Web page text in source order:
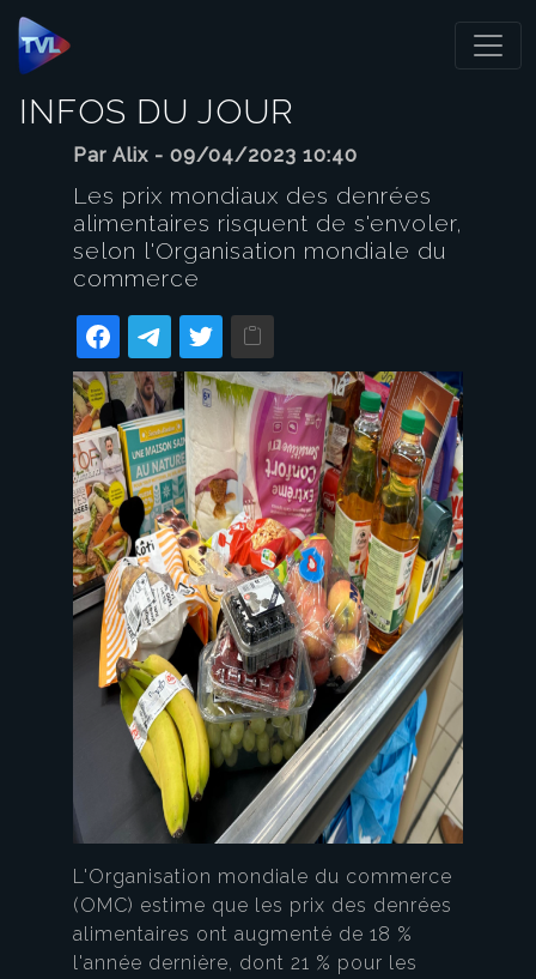
Panneau de gestion des cookies
INFOS DU JOUR
Par Alix - 09/04/2023 10:40
Les prix mondiaux des denrées
alimentaires risquent de s'envoler,
selon l'Organisation mondiale du
commerce
L'Organisation mondiale du commerce
(OMC) estime que les prix des denrées
alimentaires ont augmenté de 18 %
l'année dernière, dont 21 % pour les